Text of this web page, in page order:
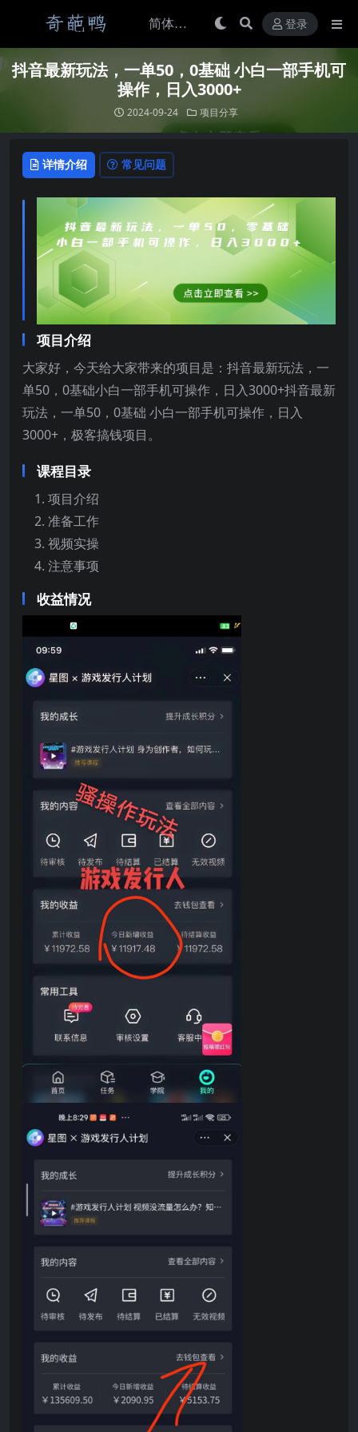
登录
抖音最新玩法，一单50，0基础 小白一部手机可
操作，日入3000+
2024-09-24 项目分享
详情介绍 常见问题
项目介绍
大家好，今天给大家带来的项目是：抖音最新玩法，一
单50，0基础小白一部手机可操作，日入3000+抖音最新
玩法，一单50，0基础 小白一部手机可操作，日入
3000+，极客搞钱项目。
课程目录
项目介绍
准备工作
视频实操
注意事项
收益情况